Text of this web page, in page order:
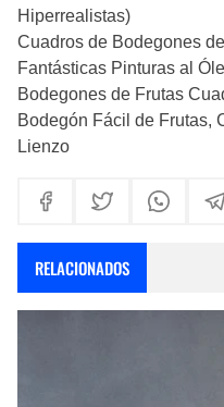
Hiperrealistas)
Cuadros de Bodegones
Fantásticas Pinturas al
Bodegones de Frutas
Bodegón Fácil de Frutas,
Lienzo
RELACIONADOS